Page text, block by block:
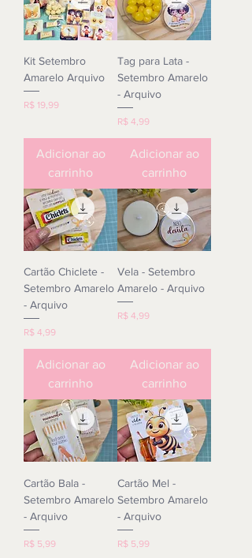
Kit Setembro
Amarelo Arquivo
Preço
R$ 19,99
Adicionar ao
carrinho
Tag para Lata -
Setembro Amarelo
- Arquivo
Preço
R$ 4,99
Adicionar ao
carrinho
Cartão Chiclete -
Setembro Amarelo
- Arquivo
Preço
R$ 4,99
Adicionar ao
carrinho
Vela - Setembro
Amarelo - Arquivo
Preço
R$ 4,99
Adicionar ao
carrinho
Cartão Bala -
Setembro Amarelo
- Arquivo
Preço
R$ 5,99
Cartão Mel -
Setembro Amarelo
- Arquivo
Preço
R$ 5,99